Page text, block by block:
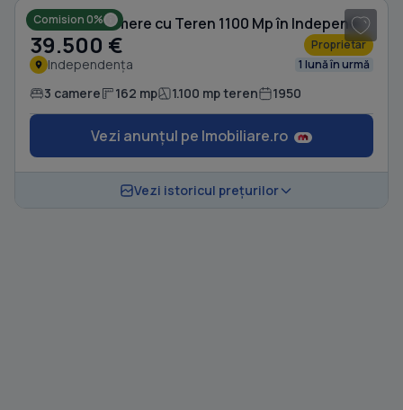
Comision 0% Casă cu 3 camere cu Teren 1100 Mp în Independența
39.500 € Proprietar
Independența 1 lună în urmă
3 camere 162 mp 1.100 mp teren 1950
Vezi anunțul pe Imobiliare.ro
Vezi istoricul prețurilor